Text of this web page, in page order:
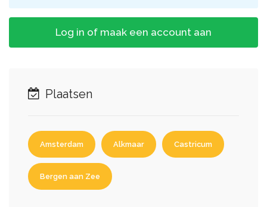
Log in of maak een account aan
Plaatsen
Amsterdam Alkmaar Castricum
Bergen aan Zee